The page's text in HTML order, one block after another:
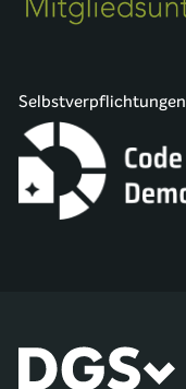
Selbstverpflichtungen